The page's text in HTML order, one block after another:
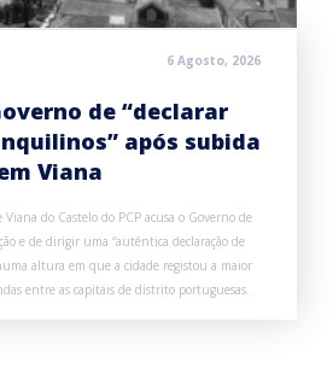
6 Agosto, 2026
de “declarar
após subida
Viana
do Castelo do PCP acusa o Governo de
e de dirigir uma “autêntica declaração de
altura em que a cidade registou a maior
entre as capitais de distrito portuguesas.